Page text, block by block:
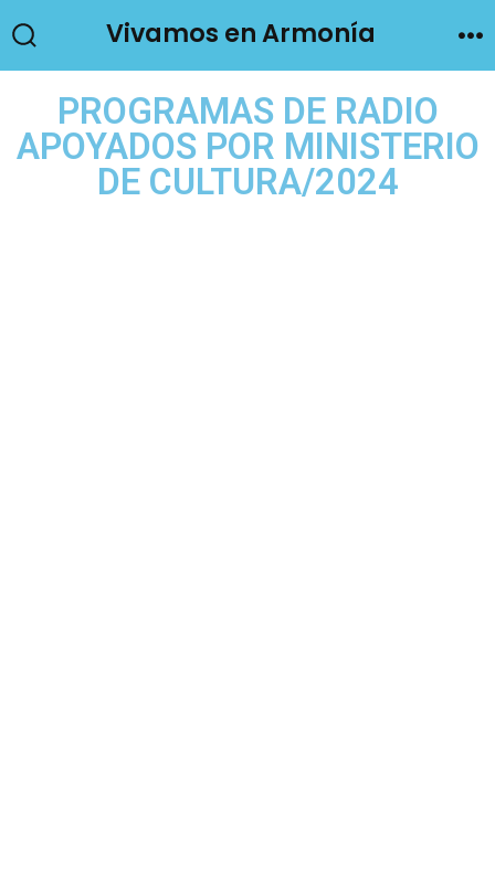
Vivamos en Armonía
PROGRAMAS DE RADIO
APOYADOS POR MINISTERIO
DE CULTURA/2024